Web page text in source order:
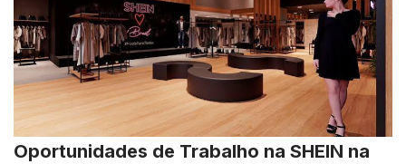
Oportunidades de Trabalho na SHEIN na